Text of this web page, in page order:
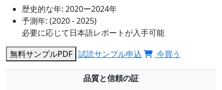
歴史的な年: 2020ー2024年
予測年: (2020 - 2025)
必要に応じて日本語レポートが入手可能
無料サンプルPDF 試読サンプル申込 今買う
品質と信頼の証